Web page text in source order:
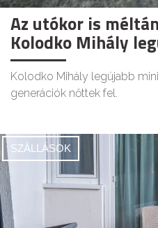
Az utókor is
Kolodko Mihály
Kolodko Mihály legújabb
generációk nőttek fel.
SZÁLLÁSOK